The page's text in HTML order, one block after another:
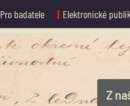
Pro badatele Elektronické
Z